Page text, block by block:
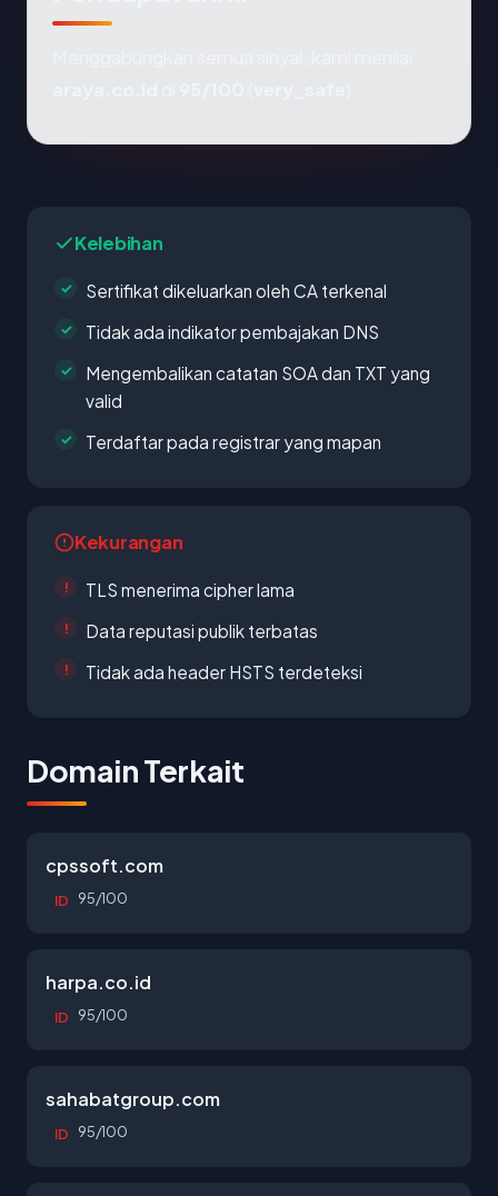
Kelebihan
Sertifikat dikeluarkan oleh CA terkenal
Tidak ada indikator pembajakan DNS
Mengembalikan catatan SOA dan TXT yang
valid
Terdaftar pada registrar yang mapan
Kekurangan
TLS menerima cipher lama
Data reputasi publik terbatas
Tidak ada header HSTS terdeteksi
Domain Terkait
cpssoft.com
ID 95/100
harpa.co.id
ID 95/100
sahabatgroup.com
ID 95/100